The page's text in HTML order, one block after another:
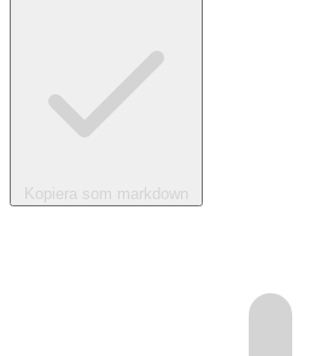
Kopiera som markdown